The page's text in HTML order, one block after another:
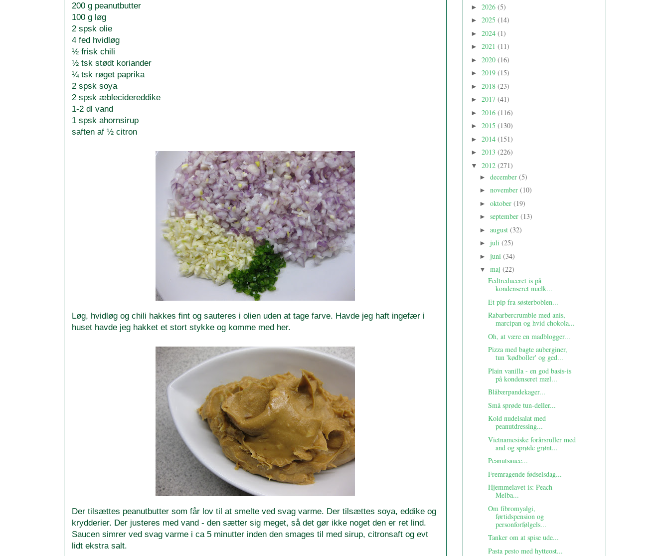
200 g peanutbutter
100 g løg
2 spsk olie
4 fed hvidløg
½ frisk chili
½ tsk stødt koriander
¼ tsk røget paprika
2 spsk soya
2 spsk æblecidereddike
1-2 dl vand
1 spsk ahornsirup
saften af ½ citron
Løg, hvidløg og chili hakkes fint og sauteres i olien uden at tage farve. Havde jeg haft ingefær i
huset havde jeg hakket et stort stykke og komme med her.
Der tilsættes peanutbutter som får lov til at smelte ved svag varme. Der tilsættes soya, eddike og
krydderier. Der justeres med vand - den sætter sig meget, så det gør ikke noget den er ret lind.
Saucen simrer ved svag varme i ca 5 minutter inden den smages til med sirup, citronsaft og evt
lidt ekstra salt.
► 2026 (5)
► 2025 (14)
► 2024 (1)
► 2021 (11)
► 2020 (16)
► 2019 (15)
► 2018 (23)
► 2017 (41)
► 2016 (116)
► 2015 (130)
► 2014 (151)
► 2013 (226)
▼ 2012 (271)
► december (5)
► november (10)
► oktober (19)
► september (13)
► august (32)
► juli (25)
► juni (34)
▼ maj (22)
Fedtreduceret is på
kondenseret mælk...
Et pip fra søsterboblen...
Rabarbercrumble med anis,
marcipan og hvid chokola...
Oh, at være en madblogger...
Pizza med bagte auberginer,
tun 'kødboller' og ged...
Plain vanilla - en god basis-is
på kondenseret mæl...
Blåbærpandekager...
Små sprøde tun-deller...
Kold nudelsalat med
peanutdressing...
Vietnamesiske forårsruller med
and og sprøde grønt...
Peanutsauce...
Fremragende fødselsdag...
Hjemmelavet is: Peach
Melba...
Om fibromyalgi,
førtidspension og
personforfølgels...
Tanker om at spise ude...
Pasta pesto med hytteost...